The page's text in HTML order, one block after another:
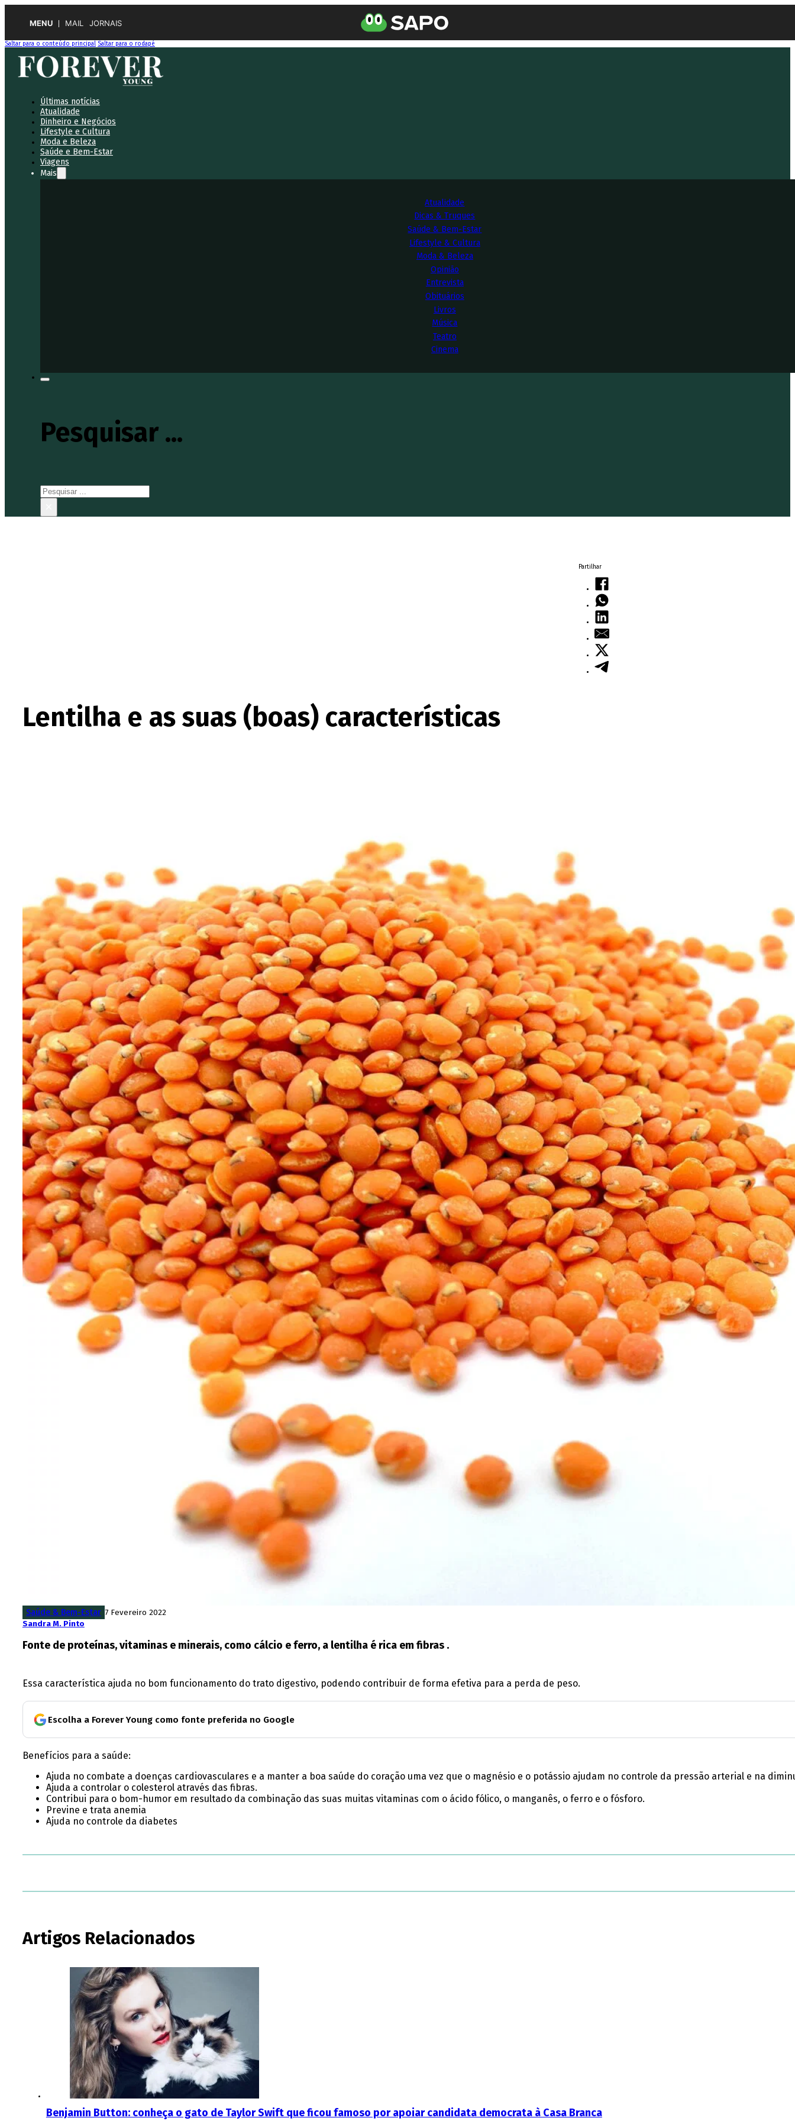
MENU MAIL JORNAIS
Saltar para o conteúdo principal Saltar para o rodapé
Últimas notícias
Atualidade
Dinheiro e Negócios
Lifestyle e Cultura
Moda e Beleza
Saúde e Bem-Estar
Viagens
Mais
Atualidade
Dicas & Truques
Saúde & Bem-Estar
Lifestyle & Cultura
Moda & Beleza
Opinião
Entrevista
Obituários
Livros
Música
Teatro
Cinema
Pesquisar ...
Pesquisar
Partilhar
Lentilha e as suas (boas) características
Saúde & Bem-Estar 7 Fevereiro 2022
Sandra M. Pinto
Fonte de proteínas, vitaminas e minerais, como cálcio e ferro, a lentilha é rica em fibras .
Essa característica ajuda no bom funcionamento do trato digestivo, podendo contribuir de forma efetiva para a perda de peso.
Escolha a Forever Young como fonte preferida no Google
Benefícios para a saúde:
Ajuda no combate a doenças cardiovasculares e a manter a boa saúde do coração uma vez que o magnésio e o potássio ajudam no controle da pressão arterial e na
Ajuda a controlar o colesterol através das fibras.
Contribui para o bom-humor em resultado da combinação das suas muitas vitaminas com o ácido fólico, o manganês, o ferro e o fósforo.
Previne e trata anemia
Ajuda no controle da diabetes
Artigos Relacionados
Benjamin Button: conheça o gato de Taylor Swift que ficou famoso por apoiar candidata democrata à Casa Branca